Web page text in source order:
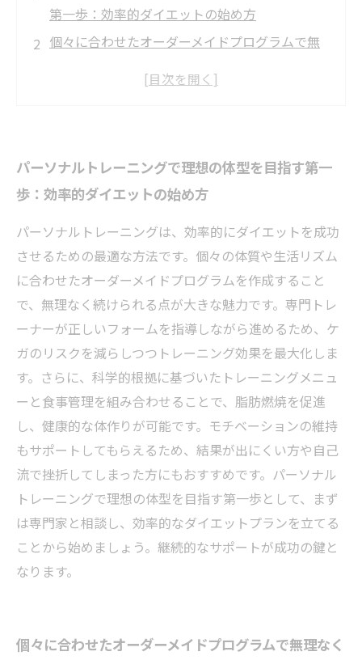
第一歩：効率的ダイエットの始め方
個々に合わせたオーダーメイドプログラムで無
科学的根拠に基づくトレーニングと食事管理で
け、ケガのリスクを減らす重要性
モチベーションを保ちながら効率的ダイエット
なかなか結果が出ない人必見！パーソナルトレ
ーニングで変わるダイエットの効果
パーソナルトレーニングで叶える理想のボデ
ィ：効率的ダイエット法のまとめと今後の展望
パーソナルトレーニングで理想の体型を目指す第一
歩：効率的ダイエットの始め方
パーソナルトレーニングは、効率的にダイエットを成功
させるための最適な方法です。個々の体質や生活リズム
に合わせたオーダーメイドプログラムを作成すること
で、無理なく続けられる点が大きな魅力です。専門トレ
ーナーが正しいフォームを指導しながら進めるため、ケ
ガのリスクを減らしつつトレーニング効果を最大化しま
す。さらに、科学的根拠に基づいたトレーニングメニュ
ーと食事管理を組み合わせることで、脂肪燃焼を促進
し、健康的な体作りが可能です。モチベーションの維持
もサポートしてもらえるため、結果が出にくい方や自己
流で挫折してしまった方にもおすすめです。パーソナル
トレーニングで理想の体型を目指す第一歩として、まず
は専門家と相談し、効率的なダイエットプランを立てる
ことから始めましょう。継続的なサポートが成功の鍵と
なります。
個々に合わせたオーダーメイドプログラムで無理なく